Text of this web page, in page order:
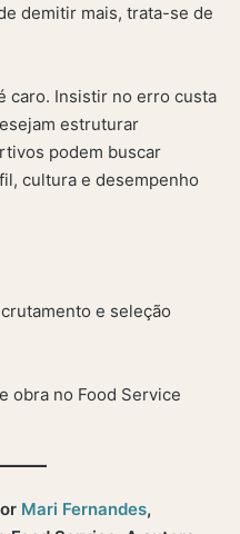
demitir mais, trata-se de
caro. Insistir no erro custa
estruturar
podem buscar
cultura e desempenho
e seleção
obra no Food Service
Mari Fernandes,